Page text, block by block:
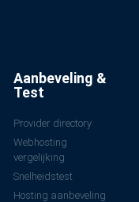
Aanbeveling &
Test
Provider directory
Webhosting
vergelijking
Snelheidstest
Hosting aanbeveling